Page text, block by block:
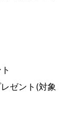
ゼント(対象